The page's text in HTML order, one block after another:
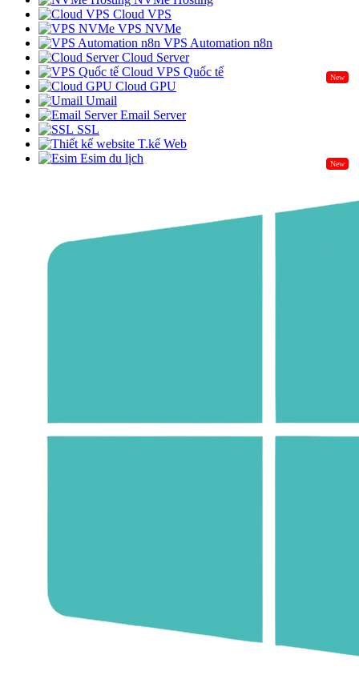
Cloud VPS
VPS NVMe
VPS Automation n8n
Cloud Server
Cloud VPS Quốc tế
New
Cloud GPU
Umail
Email Server
SSL
T.kế Web
Esim du lịch
New